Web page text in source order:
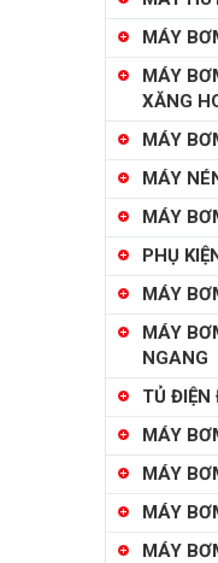
MÁY
MÁY
XĂNG
MÁY
MÁY
MÁY
PHỤ
MÁY
MÁY
NGANG
TỦ ĐIỆN
MÁY
MÁY
MÁY
MÁY